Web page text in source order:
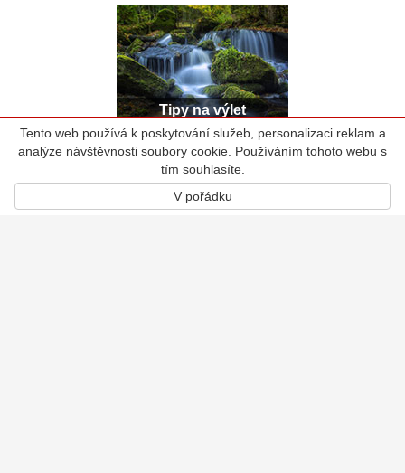
Tipy na výlet
Tipy na výlet (nejen) s dětmi
Tento web používá k poskytování služeb, personalizaci reklam a
analýze návštěvnosti soubory cookie. Používáním tohoto webu s
tím souhlasíte.
V pořádku